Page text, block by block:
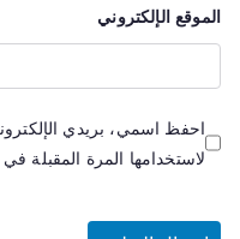
الموقع الإلكتروني
احفظ اسمي، بريدي
لاستخدامها المرة المقبلة